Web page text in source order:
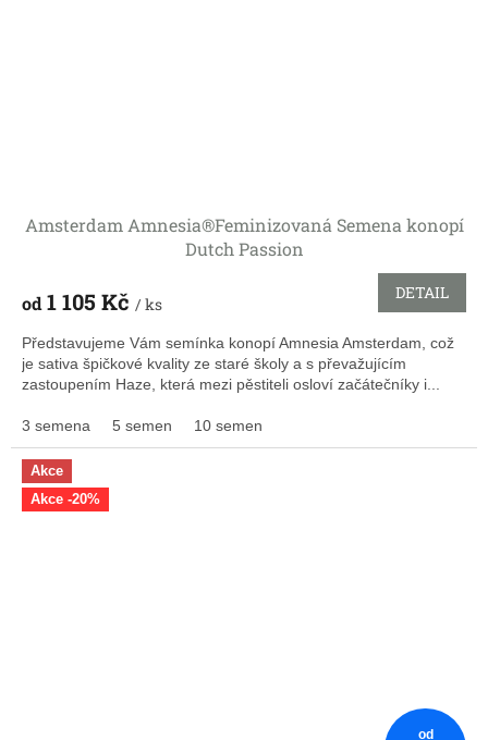
Amsterdam Amnesia®Feminizovaná Semena konopí
Dutch Passion
od1 105 Kč / ks
DETAIL
Představujeme Vám semínka konopí Amnesia Amsterdam, což
je sativa špičkové kvality ze staré školy a s převažujícím
zastoupením Haze, která mezi pěstiteli osloví začátečníky i...
3 semena 5 semen 10 semen
Akce
Akce -20%
od